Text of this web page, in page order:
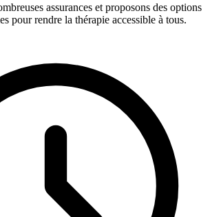
assurances et proposons des options
pour rendre la thérapie accessible à tous.